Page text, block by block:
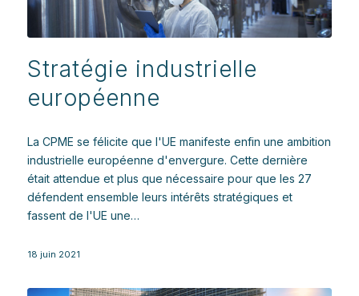
Stratégie industrielle
européenne
La CPME se félicite que l'UE manifeste enfin une ambition
industrielle européenne d'envergure. Cette dernière
était attendue et plus que nécessaire pour que les 27
défendent ensemble leurs intérêts stratégiques et
fassent de l'UE une…
18 juin 2021